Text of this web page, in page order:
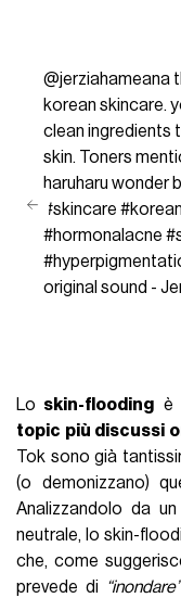
@jerziahameana
korean skincare.
clean ingredients
skin. Toners
haruharu wonder
#skincare
#hormonalacne
original sound -
Lo skin-flooding è
topic più discussi
Tok sono già
(o demonizzano)
Analizzandolo da
neutrale, lo skin-
che, come
prevede di “inondare”